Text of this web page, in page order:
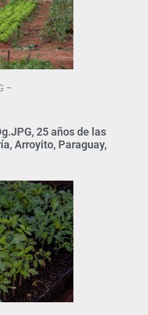
–
25 años de las
Arroyito, Paraguay,